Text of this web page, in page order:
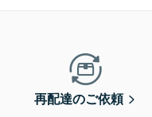
再配達のご依頼